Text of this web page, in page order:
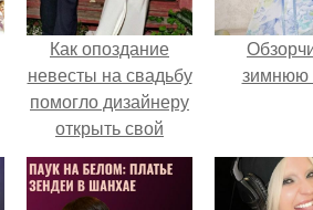
Как опоздание
невесты на свадьбу
помогло дизайнеру
открыть свой
бренд.
зимнюю